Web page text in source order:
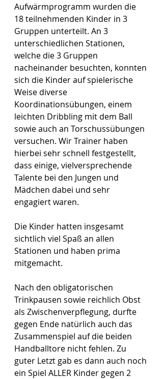
Aufwärmprogramm wurden die
18 teilnehmenden Kinder in 3
Gruppen unterteilt. An 3
unterschiedlichen Stationen,
welche die 3 Gruppen
nacheinander besuchten, konnten
sich die Kinder auf spielerische
Weise diverse
Koordinationsübungen, einem
leichten Dribbling mit dem Ball
sowie auch an Torschussübungen
versuchen. Wir Trainer haben
hierbei sehr schnell festgestellt,
dass einige, vielversprechende
Talente bei den Jungen und
Mädchen dabei und sehr
engagiert waren.
Die Kinder hatten insgesamt
sichtlich viel Spaß an allen
Stationen und haben prima
mitgemacht.
Nach den obligatorischen
Trinkpausen sowie reichlich Obst
als Zwischenverpflegung, durfte
gegen Ende natürlich auch das
Zusammenspiel auf die beiden
Handballtore nicht fehlen. Zu
guter Letzt gab es dann auch noch
ein Spiel ALLER Kinder gegen 2